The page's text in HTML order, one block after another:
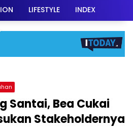
LIFESTYLE INDEX
Santai, Bea Cukai
Stakeholdernya